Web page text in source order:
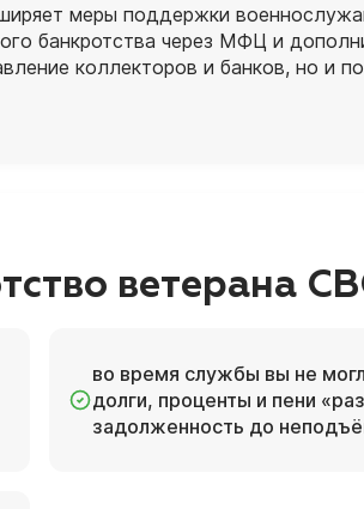
меры поддержки
банкротства через МФЦ и
коллекторов и банков, но и
ветерана
во время службы вы не
долги, проценты и пени
задолженность до